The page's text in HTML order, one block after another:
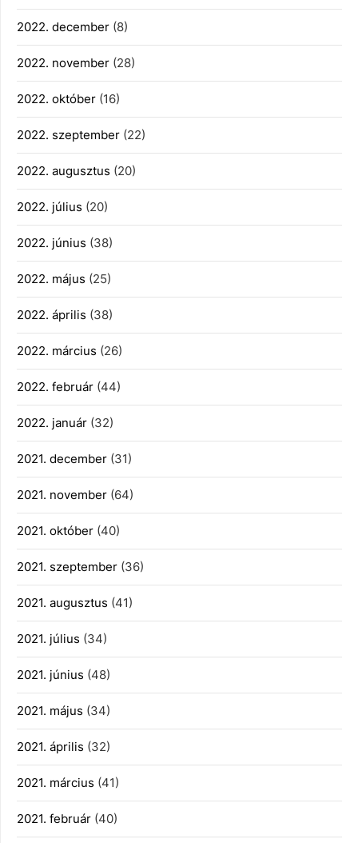
2022. december (8)
2022. november (28)
2022. október (16)
2022. szeptember (22)
2022. augusztus (20)
2022. július (20)
2022. június (38)
2022. május (25)
2022. április (38)
2022. március (26)
2022. február (44)
2022. január (32)
2021. december (31)
2021. november (64)
2021. október (40)
2021. szeptember (36)
2021. augusztus (41)
2021. július (34)
2021. június (48)
2021. május (34)
2021. április (32)
2021. március (41)
2021. február (40)